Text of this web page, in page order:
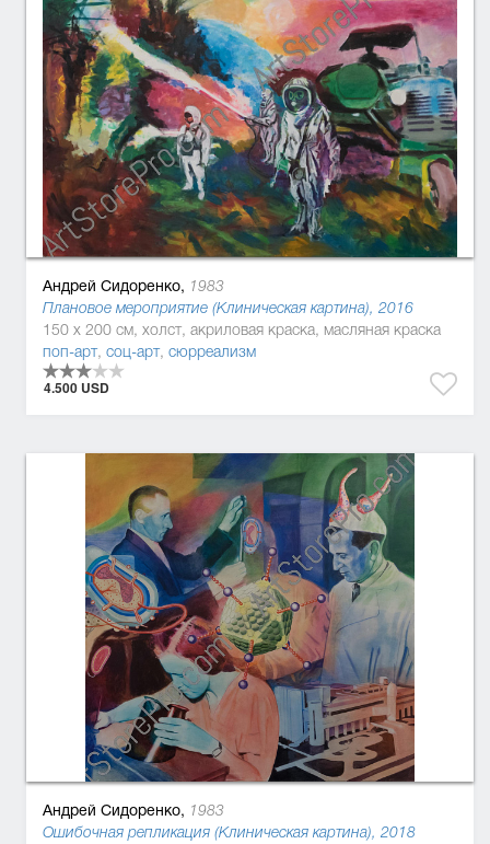
Андрей Сидоренко, 1983
Плановое мероприятие (Клиническая картина), 2016
150 x 200 см, холст, акриловая краска, масляная краска
поп-арт, соц-арт, сюрреализм
4.500 USD
Андрей Сидоренко, 1983
Ошибочная репликация (Клиническая картина), 2018